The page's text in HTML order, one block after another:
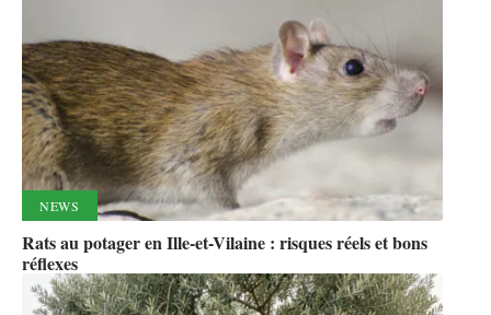
NEWS
Rats au potager en Ille-et-Vilaine : risques réels et bons
réflexes